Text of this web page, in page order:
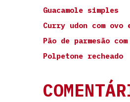
Guacamole simples
Curry udon com
Pão de parmesão
Polpetone recheado